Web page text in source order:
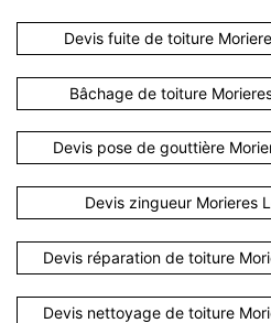
Devis fuite de toiture
Bâchage de toiture
Devis pose de gouttière
Devis zingueur Morieres
Devis réparation de toiture
Devis nettoyage de toiture